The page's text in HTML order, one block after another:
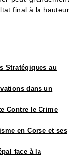
final à la hauteur
Stratégiques au
dans un
Contre le Crime
en Corse et ses
face à la